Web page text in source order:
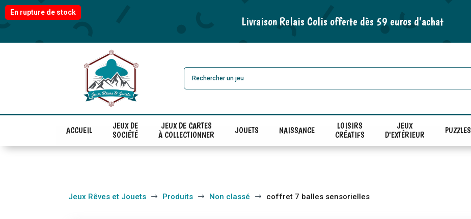
Livraison Relais Colis offerte dès 59 euros d’achat
ACCUEIL
JEUX DE
SOCIÉTÉ
JEUX DE CARTES
À COLLECTIONNER
JOUETS NAISSANCE
LOISIRS
CRÉATIFS
JEUX
D'EXTÉRIEUR
PUZZLES
En rupture de stock
Jeux Rêves et Jouets $ Produits $ Non classé $ coffret 7 balles sensorielles